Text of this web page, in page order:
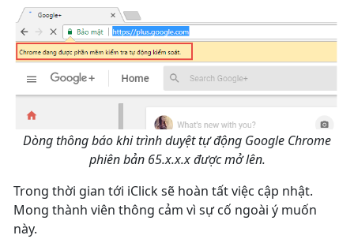
Dòng thông báo khi trình duyệt tự động Google Chrome
phiên bản 65.x.x.x được mở lên.
Trong thời gian tới iClick sẽ hoàn tất việc cập nhật.
Mong thành viên thông cảm vì sự cố ngoài ý muốn
này.